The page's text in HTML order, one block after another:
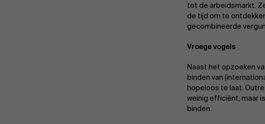
tot de arbeidsmarkt.
de tijd om te
gecombineerde
Vroege vogels
Naast het opzoeken
binden van
hopeloos te laat.
weinig efficiënt, maar
binden.